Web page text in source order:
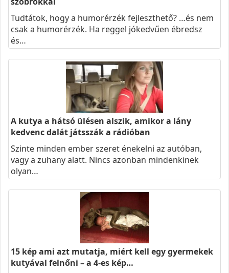
Tudtátok, hogy a humorérzék fejleszthető? …és nem
csak a humorérzék. Ha reggel jókedvűen ébredsz
és…
A kutya a hátsó ülésen alszik, amikor a lány
kedvenc dalát játsszák a rádióban
Szinte minden ember szeret énekelni az autóban,
vagy a zuhany alatt. Nincs azonban mindenkinek
olyan…
15 kép ami azt mutatja, miért kell egy gyermekek
kutyával felnőni – a 4-es kép…